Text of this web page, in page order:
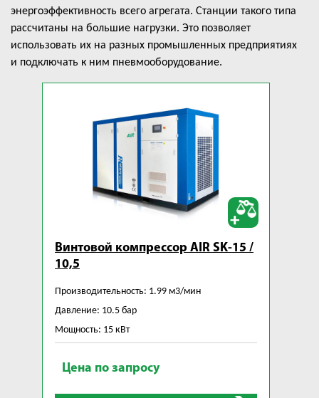
энергоэффективность всего агрегата. Станции такого типа
рассчитаны на большие нагрузки. Это позволяет
использовать их на разных промышленных предприятиях
и подключать к ним пневмооборудование.
Винтовой компрессор AIR SK-15 /
10,5
Производительность: 1.99 м3/мин
Давление: 10.5 бар
Мощность: 15 кВт
Цена по запросу